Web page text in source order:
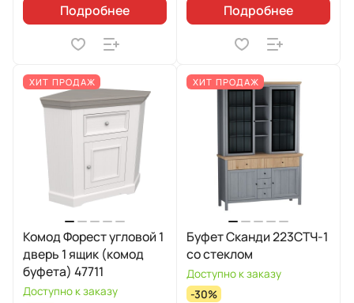
Подробнее Подробнее
ХИТ ПРОДАЖ
Комод Форест угловой 1
дверь 1 ящик (комод
буфета) 47711
Доступно к заказу
ХИТ ПРОДАЖ
Буфет Сканди 223СТЧ-1
со стеклом
Доступно к заказу
-30%